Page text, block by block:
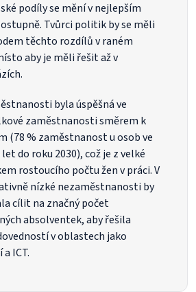
podíly se mění v nejlepším
Tvůrci politik by se měli
těchto rozdílů v raném
aby je měli řešit až v
byla úspěšná ve
zaměstnanosti směrem k
(78 % zaměstnanost u osob ve
let do roku 2030), což je z velké
rostoucího počtu žen v práci. V
nízké nezaměstnanosti by
cílit na značný počet
absolventek, aby řešila
v oblastech jako
ICT.